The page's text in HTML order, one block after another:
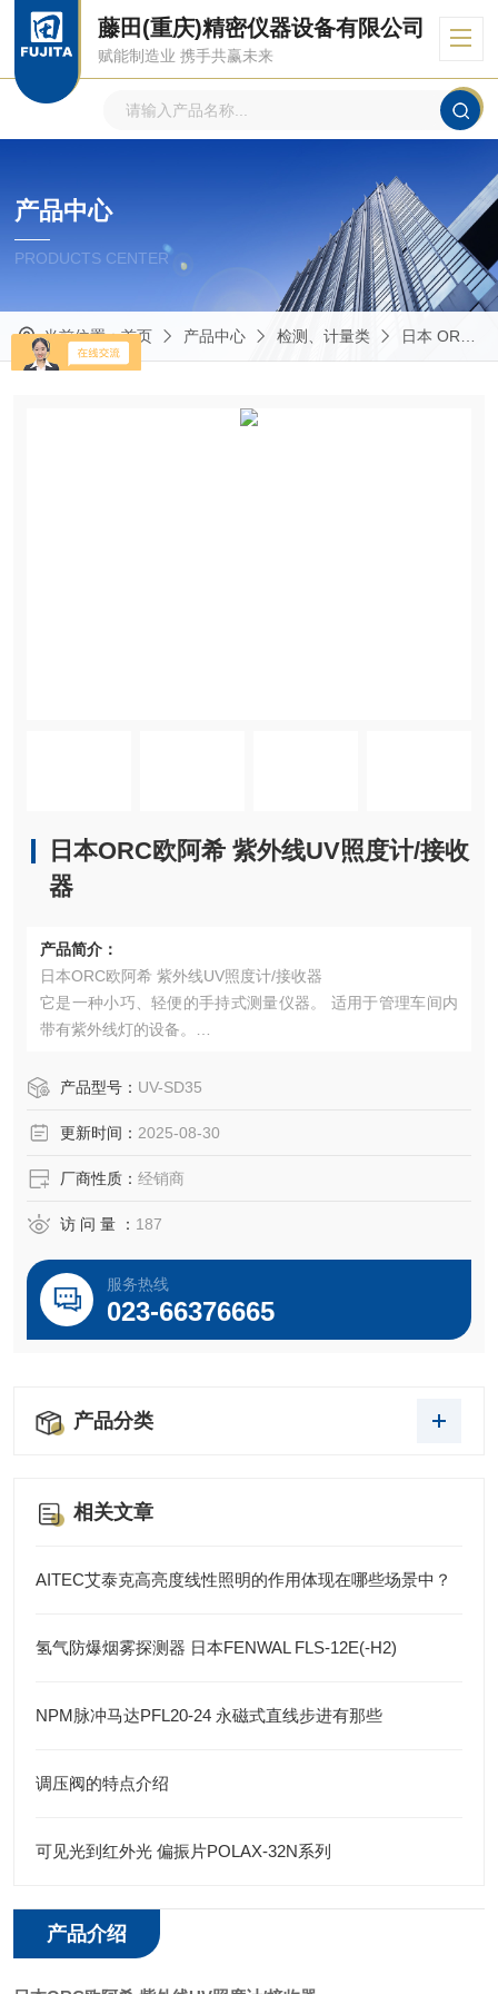
藤田(重庆)精密仪器设备有限公司
赋能制造业 携手共赢未来
产品中心
PRODUCTS CENTER
当前位置：首页 产品中心 检测、计量类 日本 ORC欧阿希
日本ORC欧阿希 紫外线UV照度计/接收
器
产品简介：
日本ORC欧阿希 紫外线UV照度计/接收器
它是一种小巧、轻便的手持式测量仪器。 适用于管理车间内
带有紫外线灯的设备。
请用它来控制紫外线灯的紫外线照射量（照度和光强度）。
产品型号： UV-SD35
更新时间： 2025-08-30
厂商性质： 经销商
访 问 量 ： 187
服务热线
023-66376665
产品分类
相关文章
AITEC艾泰克高亮度线性照明的作用体现在哪些场景中？
氢气防爆烟雾探测器 日本FENWAL FLS-12E(-H2)
NPM脉冲马达PFL20-24 永磁式直线步进有那些
调压阀的特点介绍
可见光到红外光 偏振片POLAX-32N系列
产品介绍